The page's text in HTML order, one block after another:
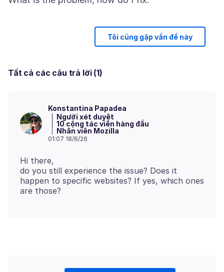
Tôi cũng gặp vấn đề này
Tất cả các câu trả lời (1)
Konstantina Papadea
Người xét duyệt
10 cộng tác viên hàng đầu
Nhân viên Mozilla
01:07 18/6/26
Hi there,
do you still experience the issue? Does it
happen to specific websites? If yes, which ones